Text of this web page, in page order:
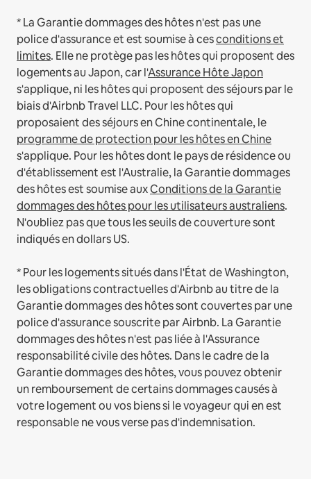
* La Garantie dommages des hôtes n'est pas une
police d'assurance et est soumise à cesconditions et
limites. Elle ne protège pas les hôtes qui proposent des
logements au Japon, car l'Assurance Hôte Japon
s'applique, ni les hôtes qui proposent des séjours par le
biais d'Airbnb Travel LLC. Pour les hôtes qui
proposaient des séjours en Chine continentale, le
programme de protection pour les hôtes en Chine
s'applique. Pour les hôtes dont le pays de résidence ou
d'établissement est l'Australie, la Garantie dommages
des hôtes est soumise auxConditions de la Garantie
dommages des hôtes pour les utilisateurs australiens.
N'oubliez pas que tous les seuils de couverture sont
indiqués en dollars US.
* Pour les logements situés dans l'État de Washington,
les obligations contractuelles d'Airbnb au titre de la
Garantie dommages des hôtes sont couvertes par une
police d'assurance souscrite par Airbnb. La Garantie
dommages des hôtes n'est pas liée à l'Assurance
responsabilité civile des hôtes. Dans le cadre de la
Garantie dommages des hôtes, vous pouvez obtenir
un remboursement de certains dommages causés à
votre logement ou vos biens si le voyageur qui en est
responsable ne vous verse pas d'indemnisation.